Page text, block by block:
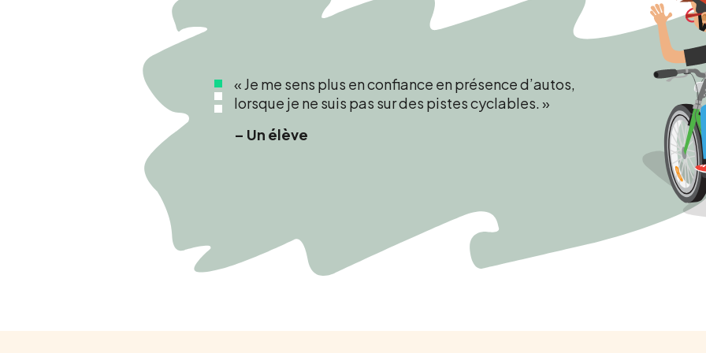
« Je trouve que mon enfant est beaucoup plus
conscient des dangers et impacts, et assume les